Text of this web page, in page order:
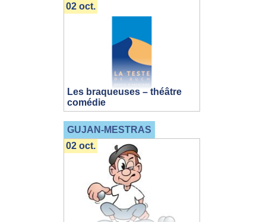
Les braqueuses – théâtre
comédie
02 oct.
GUJAN-MESTRAS
02 oct.